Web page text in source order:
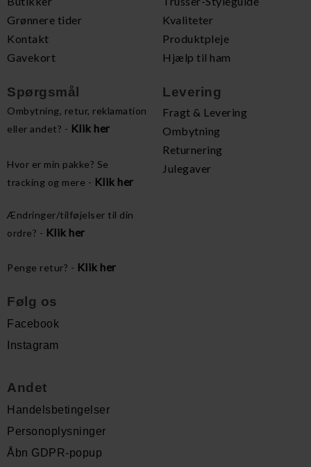
Grønnere tider
Kontakt
Gavekort
Kvaliteter
Produktpleje
Hjælp til ham
Spørgsmål
Ombytning, retur, reklamation
eller andet? - Klik her
Hvor er min pakke? Se
tracking og mere - Klik her
Ændringer/tilføjelser til din
ordre? - Klik her
Penge retur? - Klik her
Levering
Fragt & Levering
Ombytning
Returnering
Julegaver
Følg os
Facebook
Instagram
Andet
Handelsbetingelser
Personoplysninger
Åbn GDPR-popup